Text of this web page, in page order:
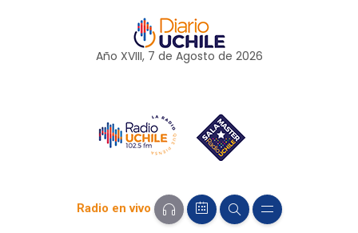
Año XVIII, 7 de Agosto de 2026
Radio en vivo